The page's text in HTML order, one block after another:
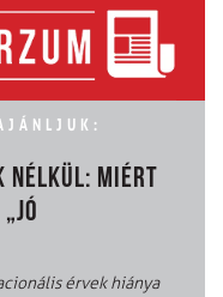
NÉLKÜL: MIÉRT
érvek hiánya